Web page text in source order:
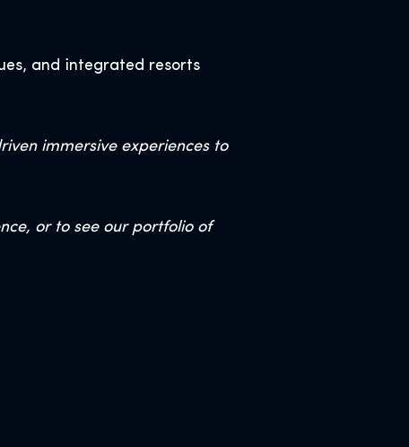
and integrated resorts
immersive experiences to
or to see our portfolio of